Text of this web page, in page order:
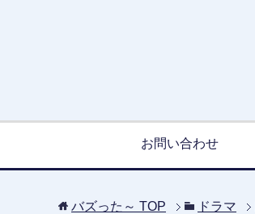
お問い合わせ
バズった～ TOP ドラマ